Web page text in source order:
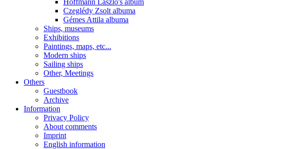
Czeglédy Zsolt albuma
Gémes Attila albuma
Ships, museums
Exhibitions
Paintings, maps, etc...
Modern ships
Sailing ships
Other, Meetings
Others
Guestbook
Archive
Information
Privacy Policy
About comments
Imprint
English information